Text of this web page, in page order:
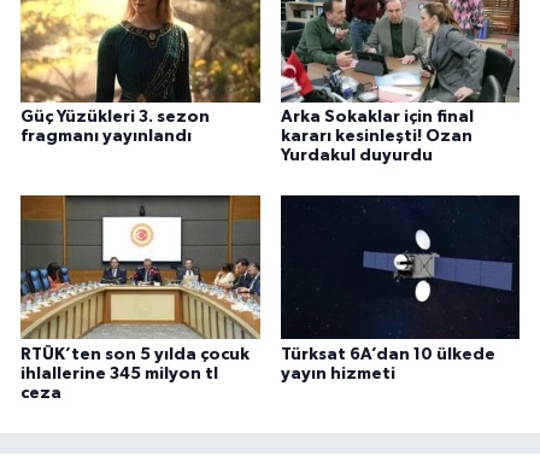
Güç Yüzükleri 3. sezon
fragmanı yayınlandı
Arka Sokaklar için final
kararı kesinleşti! Ozan
Yurdakul duyurdu
RTÜK’ten son 5 yılda çocuk
ihlallerine 345 milyon tl
ceza
Türksat 6A’dan 10 ülkede
yayın hizmeti